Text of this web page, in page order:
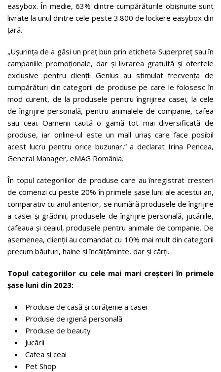
easybox. În medie, 63% dintre cumpărăturile obișnuite sunt
livrate la unul dintre cele peste 3.800 de lockere easybox din
țară.
„Ușurința de a găsi un preț bun prin eticheta Superpreț sau în
campaniile promoționale, dar și livrarea gratuită și ofertele
exclusive pentru clienții Genius au stimulat frecvența de
cumpărături din categorii de produse pe care le folosesc în
mod curent, de la produsele pentru îngrijirea casei, la cele
de îngrijire personală, pentru animalele de companie, cafea
sau ceai. Oamenii caută o gamă tot mai diversificată de
produse, iar online-ul este un mall uriaș care face posibil
acest lucru pentru orice buzunar,” a declarat Irina Pencea,
General Manager, eMAG România.
În topul categoriilor de produse care au înregistrat creșteri
de comenzi cu peste 20% în primele șase luni ale acestui an,
comparativ cu anul anterior, se numără produsele de îngrijire
a casei și grădinii, produsele de îngrijire personală, jucăriile,
cafeaua și ceaiul, produsele pentru animale de companie. De
asemenea, clienții au comandat cu 10% mai mult din categorii
precum băuturi, haine și încălțăminte, dar și cărți.
Topul categoriilor cu cele mai mari creșteri în primele
șase luni din 2023:
Produse de casă și curățenie a casei
Produse de igienă personală
Produse de beauty
Jucării
Cafea și ceai
Pet Shop